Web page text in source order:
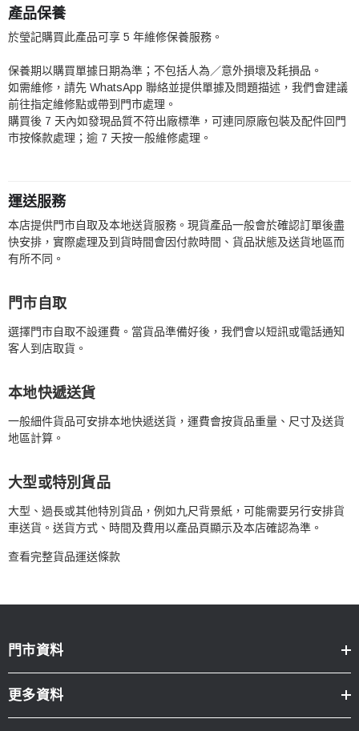
產品保養
於瑩記購買此產品可享 5 年維修保養服務。
保養期以購買單據日期為準；不包括人為／意外損壞及耗損品。
如需維修，請先 WhatsApp 聯絡並提供單據及問題描述，我們會建議
前往指定維修點或帶到門市處理。
購買後 7 天內如發現品質不符出廠標準，可連同原廠包裝及配件回門
市按條款處理；逾 7 天按一般維修處理。
運送服務
本店提供門市自取及本地送貨服務。現貨產品一般會於確認訂單後盡
快安排，實際處理及到貨時間會因付款時間、貨品狀態及送貨地區而
有所不同。
門市自取
選擇門市自取不設運費。當貨品準備好後，我們會以短訊或電話通知
客人到店取貨。
本地快遞送貨
一般細件貨品可安排本地快遞送貨，運費會按貨品重量、尺寸及送貨
地區計算。
大型或特別貨品
大型、過長或其他特別貨品，例如九尺背景紙，可能需要另行安排貨
車送貨。送貨方式、時間及費用以產品頁顯示及本店確認為準。
查看完整貨品運送條款
門市資料
更多資料